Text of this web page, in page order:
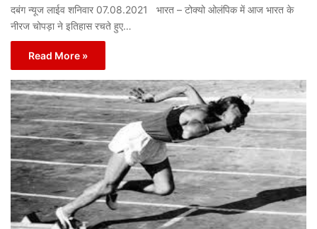
दबंग न्यूज लाईव शनिवार 07.08.2021 भारत – टोक्यो ओलंपिक में आज भारत के
नीरज चोपड़ा ने इतिहास रचते हुए…
Read More »